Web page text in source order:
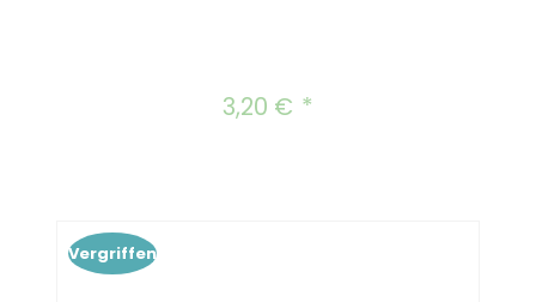
Regulärer Preis:
3,20 €
Vergriffen